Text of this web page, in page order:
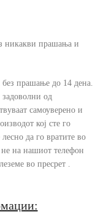
никакви прашања и
прашање до 14 дена.
задоволни од
самоуверено и
кој сте го
да го вратите во
на нашиот телефон
во пресрет .